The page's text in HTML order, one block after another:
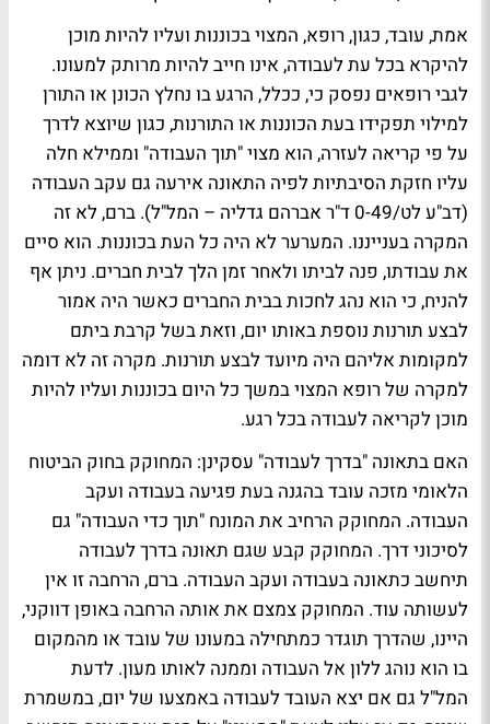
אמת, עובד, כגון, רופא, המצוי בכוננות ועליו להיות מוכן
להיקרא בכל עת לעבודה, אינו חייב להיות מרותק למעונו.
לגבי רופאים נפסק כי, ככלל, הרגע בו נחלץ הכונן או התורן
למילוי תפקידו בעת הכוננות או התורנות, כגון שיוצא לדרך
על פי קריאה לעזרה, הוא מצוי "תוך העבודה" וממילא חלה
עליו חזקת הסיבתיות לפיה התאונה אירעה גם עקב העבודה
(דב"ע לט/0-49 ד"ר אברהם גדליה – המל"ל). ברם, לא זה
המקרה בענייננו. המערער לא היה כל העת בכוננות. הוא סיים
את עבודתו, פנה לביתו ולאחר זמן הלך לבית חברים. ניתן אף
להניח, כי הוא נהג לחכות בבית החברים כאשר היה אמור
לבצע תורנות נוספת באותו יום, וזאת בשל קרבת ביתם
למקומות אליהם היה מיועד לבצע תורנות. מקרה זה לא דומה
למקרה של רופא המצוי במשך כל היום בכוננות ועליו להיות
מוכן לקריאה לעבודה בכל רגע.
האם בתאונה "בדרך לעבודה" עסקינן: המחוקק בחוק הביטוח
הלאומי מזכה עובד בהגנה בעת פגיעה בעבודה ועקב
העבודה. המחוקק הרחיב את המונח "תוך כדי העבודה" גם
לסיכוני דרך. המחוקק קבע שגם תאונה בדרך לעבודה
תיחשב כתאונה בעבודה ועקב העבודה. ברם, הרחבה זו אין
לעשותה עוד. המחוקק צמצם את אותה הרחבה באופן דווקני,
היינו, שהדרך תוגדר כמתחילה במעונו של עובד או מהמקום
בו הוא נוהג ללון אל העבודה וממנה לאותו מעון. לדעת
המל"ל גם אם יצא העובד לעבודה באמצעו של יום, במשמרת